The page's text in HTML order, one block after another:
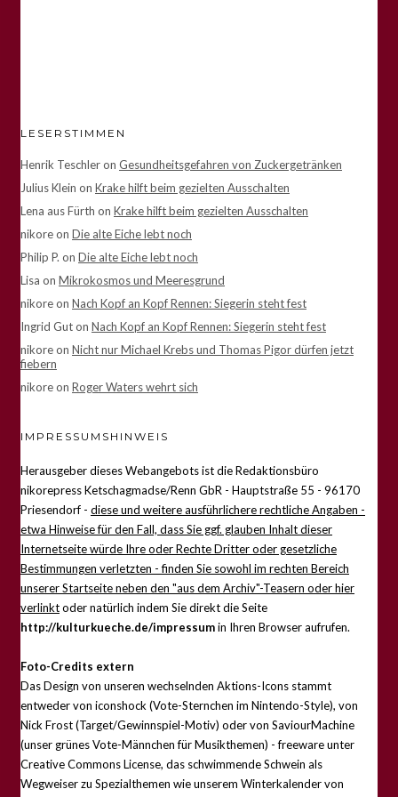
LESERSTIMMEN
Henrik Teschleron Gesundheitsgefahren von Zuckergetränken
Julius Klein on Krake hilft beim gezielten Ausschalten
Lena aus Fürth on Krake hilft beim gezielten Ausschalten
nikoreon Die alte Eiche lebt noch
Philip P. on Die alte Eiche lebt noch
Lisa on Mikrokosmos und Meeresgrund
nikoreon Nach Kopf an Kopf Rennen: Siegerin steht fest
Ingrid Guton Nach Kopf an Kopf Rennen: Siegerin steht fest
nikoreon Nicht nur Michael Krebs und Thomas Pigor dürfen jetzt
fiebern
nikoreon Roger Waters wehrt sich
IMPRESSUMSHINWEIS
Herausgeber dieses Webangebots ist die Redaktionsbüro
nikorepress Ketschagmadse/Renn GbR - Hauptstraße 55 - 96170
Priesendorf - diese und weitere ausführlichere rechtliche Angaben -
etwa Hinweise für den Fall, dass Sie ggf. glauben Inhalt dieser
Internetseite würde Ihre oder Rechte Dritter oder gesetzliche
Bestimmungen verletzten - finden Sie sowohl im rechten Bereich
unserer Startseite neben den "aus dem Archiv"-Teasern oder hier
verlinktoder natürlich indem Sie direkt die Seite
http://kulturkueche.de/impressumin Ihren Browser aufrufen.
Foto-Credits extern
Das Design von unseren wechselnden Aktions-Icons stammt
entweder von iconshock (Vote-Sternchen im Nintendo-Style), von
Nick Frost (Target/Gewinnspiel-Motiv) oder von SaviourMachine
(unser grünes Vote-Männchen für Musikthemen) - freeware unter
Creative Commons License, das schwimmende Schwein als
Wegweiser zu Spezialthemen wie unserem Winterkalender von